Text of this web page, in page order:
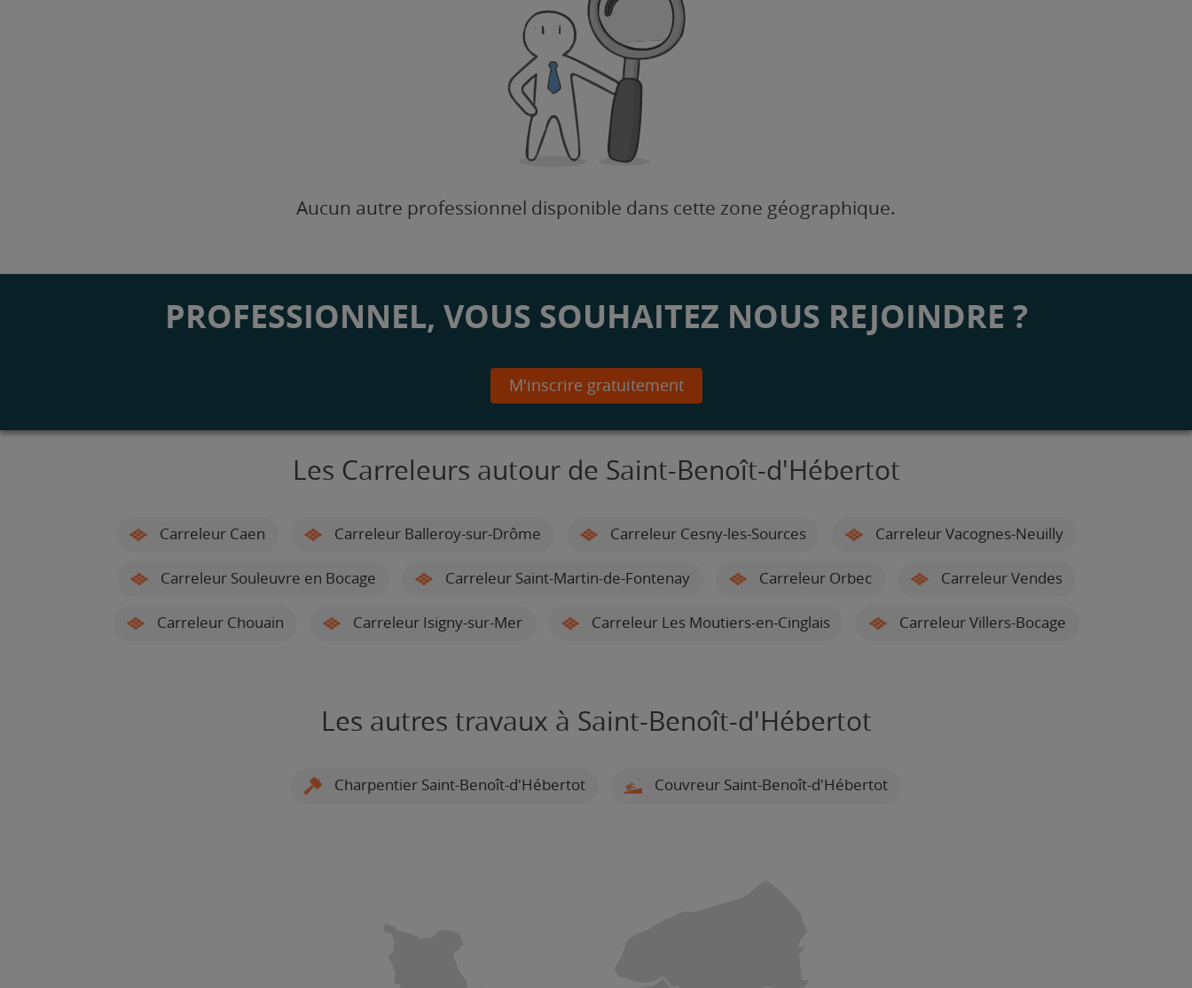
Aucun autre professionnel disponible dans cette zone géographique.
PROFESSIONNEL, VOUS SOUHAITEZ NOUS REJOINDRE ?
M'inscrire gratuitement
Les Carreleurs autour de Saint-Benoît-d'Hébertot
Carreleur Caen Carreleur Balleroy-sur-Drôme Carreleur Cesny-les-Sources Carreleur Vacognes-Neuilly
Carreleur Souleuvre en Bocage Carreleur Saint-Martin-de-Fontenay Carreleur Orbec Carreleur Vendes
Carreleur Chouain Carreleur Isigny-sur-Mer Carreleur Les Moutiers-en-Cinglais Carreleur Villers-Bocage
Les autres travaux à Saint-Benoît-d'Hébertot
Charpentier Saint-Benoît-d'Hébertot Couvreur Saint-Benoît-d'Hébertot